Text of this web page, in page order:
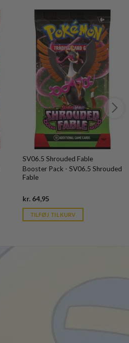
SV06.5 Shrouded Fable
Booster Pack - SV06.5 Shrouded
Fable
kr.64,95Current
is:
kr. 39,95.
TILFØJ TIL KURV